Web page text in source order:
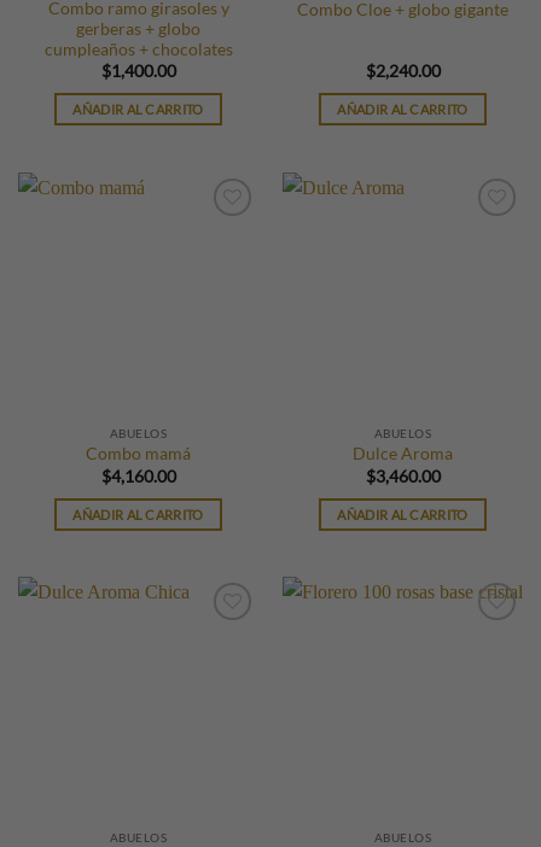
Combo ramo girasoles y
gerberas + globo
cumpleaños + chocolates
$1,400.00
AÑADIR AL CARRITO
Combo Cloe + globo gigante
$2,240.00
AÑADIR AL CARRITO
ABUELOS
Combo mamá
$4,160.00
AÑADIR AL CARRITO
ABUELOS
Dulce Aroma
$3,460.00
AÑADIR AL CARRITO
ABUELOS ABUELOS